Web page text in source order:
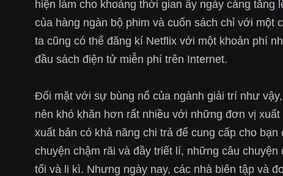
hiện làm cho khoảng thời gian ấy ngày càng
của hàng ngàn bộ phim và cuốn sách chỉ với một
ta cũng có thể đăng kí Netflix với một khoản phí
đầu sách điện tử miễn phí trên Internet.
Đối mặt với sự bùng nổ của ngành giải trí như
nên khó khăn hơn rất nhiều với những đơn vị
xuất bản có khả năng chi trả để cung cấp cho
chuyện chậm rãi và đầy triết lí, những câu
tối và li kì. Nhưng ngày nay, các nhà biên tập và